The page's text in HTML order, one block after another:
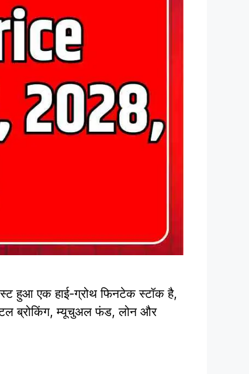
एक हाई‑ग्रोथ फिनटेक स्टॉक है,
ब्रोकिंग, म्यूचुअल फंड, लोन और